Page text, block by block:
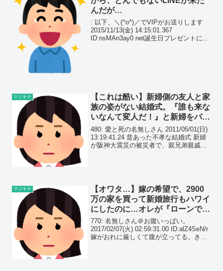
んだが…
: 以下、＼(^o^)／でVIPがお送りします
2015/11/13(金) 14:15:01.367
ID:nsMAn3ay0.net誕生日プレゼントにあ
マジキチ
【これは酷い】新婦側の友人と家
族の姿がない結婚式。『誰も来な
いなんて変人だ！』と新婦をバカ
にした新郎関係者。その真相は…
480: 愛と死の名無しさん 2011/05/01(日)
13:19:41.24 昔あった不孝な結婚式 新婦
が阪神大震災の被災者で、親兄弟親戚と
マジキチ
【オワタ…】嫁の希望で、2900
万の家を買って新婚旅行もハワイ
にしたのに…オレが『ローンで車
買っていいかな？』と聞くと…
770: 名無しさん＠お腹いっぱい。
2017/02/07(火) 02:59:31.00 ID:alZ4SeN/r
嫁がおれに厳しくて腹が立ってる。きっ